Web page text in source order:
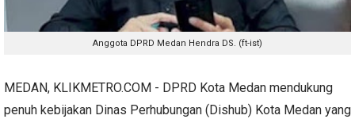
Anggota DPRD Medan Hendra DS. (ft-ist)
MEDAN, KLIKMETRO.COM - DPRD Kota Medan mendukung
penuh kebijakan Dinas Perhubungan (Dishub) Kota Medan yang